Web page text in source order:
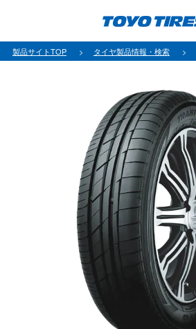
製品サイトTOP タイヤ製品情報・検索